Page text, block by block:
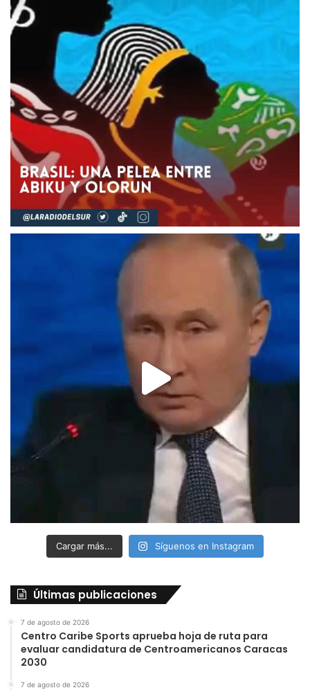
Cargar más... Síguenos en Instagram
Últimas publicaciones
7 de agosto de 2026
Centro Caribe Sports aprueba hoja de ruta para
evaluar candidatura de Centroamericanos Caracas
2030
7 de agosto de 2026